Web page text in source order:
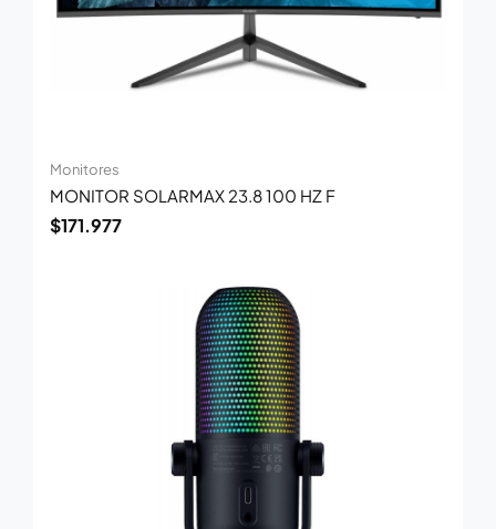
Monitores
MONITOR SOLARMAX 23.8 100 HZ F
$171.977